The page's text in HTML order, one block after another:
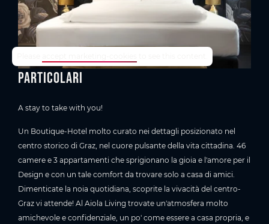
Particolari
A stay to take with you!
Un Boutique-Hotel molto curato nei dettagli posizionato nel
centro storico di Graz, nel cuore pulsante della vita cittadina. 46
camere e 3 appartamenti che sprigionano la gioia e l'amore per il
Design e con un tale comfort da trovare solo a casa di amici.
Dimenticate la noia quotidiana, scoprite la vivacità del centro-
Graz vi attende! Al Aiola Living trovate un'atmosfera molto
amichevole e confidenziale, un po' come essere a casa propria, e